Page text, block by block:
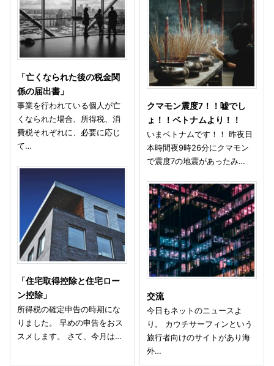
「亡くなられた後の税金関
係の届出書」
事業を行われている個人が亡
くなられた場合、所得税、消
費税それぞれに、必要に応じ
て…
「住宅取得控除と住宅ロー
ン控除」
所得税の確定申告の時期にな
りました。 早めの申告をおス
スメします。 さて、今月は…
クマモン震度7！！嘘でし
ょ！！ベトナムより！！
いまベトナムです！！ 昨夜日
本時間夜9時26分にクマモン
で震度7の地震があったみ…
交流
今日もネットのニュースよ
り。 カウチサーフィンという
旅行者向けのサイトがあり海
外…